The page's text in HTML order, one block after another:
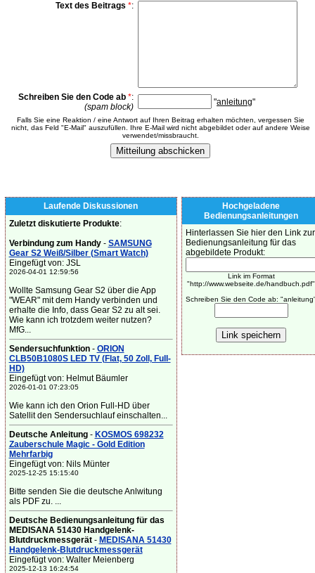
Text des Beitrags *:
Schreiben Sie den Code ab *:
(spam block)
"anleitung"
Falls Sie eine Reaktion / eine Antwort auf Ihren Beitrag erhalten möchten, vergessen Sie
nicht, das Feld "E-Mail" auszufüllen. Ihre E-Mail wird nicht abgebildet oder auf andere Weise
verwendet/missbraucht.
Laufende Diskussionen
Zuletzt diskutierte Produkte:
Verbindung zum Handy- SAMSUNG
Gear S2 Weiß/Silber (Smart Watch)
Eingefügt von: JSL
2026-04-01 12:59:56
Wollte Samsung Gear S2 über die App
"WEAR" mit dem Handy verbinden und
erhalte die Info, dass Gear S2 zu alt sei.
Wie kann ich trotzdem weiter nutzen?
MfG...
Sendersuchfunktion- ORION
CLB50B1080S LED TV (Flat, 50 Zoll, Full-
HD)
Eingefügt von: Helmut Bäumler
2026-01-01 07:23:05
Wie kann ich den Orion Full-HD über
Satellit den Sendersuchlauf einschalten...
Deutsche Anleitung- KOSMOS 698232
Zauberschule Magic - Gold Edition
Mehrfarbig
Eingefügt von: Nils Münter
2025-12-25 15:15:40
Bitte senden Sie die deutsche Anlwitung
als PDF zu. ...
Deutsche Bedienungsanleitung für das
MEDISANA 51430 Handgelenk-
Blutdruckmessgerät- MEDISANA 51430
Handgelenk-Blutdruckmessgerät
Eingefügt von: Walter Meienberg
2025-12-13 16:24:54
Hochgeladene
Bedienungsanleitungen
Hinterlassen Sie hier den Link zur
Bedienungsanleitung für das
abgebildete Produkt:
Link im Format
"http://www.webseite.de/handbuch.pdf"
Schreiben Sie den Code ab: